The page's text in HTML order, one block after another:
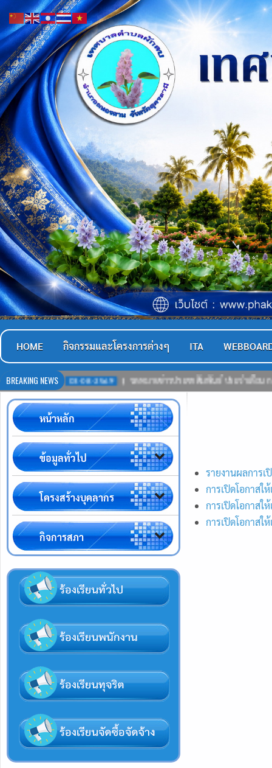
HOME กิจกรรมและโครงการต่างๆ ITA
BREAKING NEWS
03-08-2569 จดหมายข่าวประชาสัมพันธ์ ประจำเดือน กรกฎาคม 2569
รายงานผลการเ
การเปิดโอกาสใ
การเปิดโอกาสใ
การเปิดโอกาสใ
หน้าหลัก
ข้อมูลทั่วไป
โครงสร้างบุคลากร
กิจการสภา